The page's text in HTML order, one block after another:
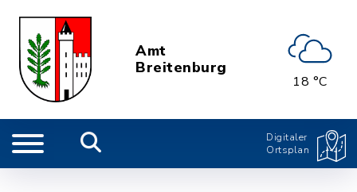
Amt
Breitenburg
18 °C
Digitaler
Ortsplan